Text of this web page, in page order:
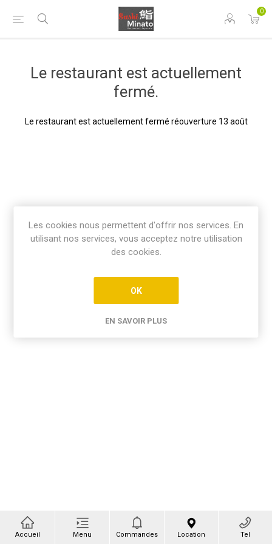
0
Le restaurant est actuellement
fermé.
Le restaurant est actuellement fermé réouverture 13 août
Accueil Menu Commandes Location Tel
Les cookies nous permettent d'offrir nos services. En
utilisant nos services, vous acceptez notre utilisation
des cookies.
OK
EN SAVOIR PLUS